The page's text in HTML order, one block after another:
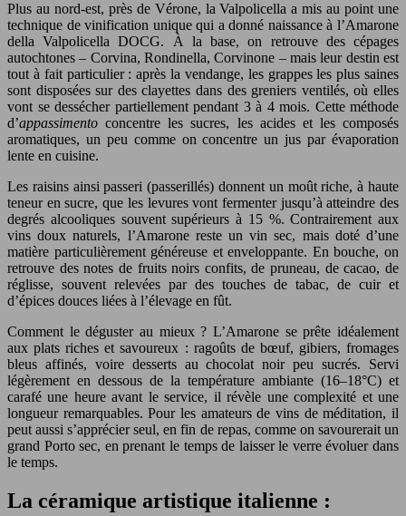
Plus au nord-est, près de Vérone, la Valpolicella a mis au point une
technique de vinification unique qui a donné naissance à l’Amarone
della Valpolicella DOCG. À la base, on retrouve des cépages
autochtones – Corvina, Rondinella, Corvinone – mais leur destin est
tout à fait particulier : après la vendange, les grappes les plus saines
sont disposées sur des clayettes dans des greniers ventilés, où elles
vont se dessécher partiellement pendant 3 à 4 mois. Cette méthode
d’appassimento concentre les sucres, les acides et les composés
aromatiques, un peu comme on concentre un jus par évaporation
lente en cuisine.
Les raisins ainsi passeri (passerillés) donnent un moût riche, à haute
teneur en sucre, que les levures vont fermenter jusqu’à atteindre des
degrés alcooliques souvent supérieurs à 15 %. Contrairement aux
vins doux naturels, l’Amarone reste un vin sec, mais doté d’une
matière particulièrement généreuse et enveloppante. En bouche, on
retrouve des notes de fruits noirs confits, de pruneau, de cacao, de
réglisse, souvent relevées par des touches de tabac, de cuir et
d’épices douces liées à l’élevage en fût.
Comment le déguster au mieux ? L’Amarone se prête idéalement
aux plats riches et savoureux : ragoûts de bœuf, gibiers, fromages
bleus affinés, voire desserts au chocolat noir peu sucrés. Servi
légèrement en dessous de la température ambiante (16–18°C) et
carafé une heure avant le service, il révèle une complexité et une
longueur remarquables. Pour les amateurs de vins de méditation, il
peut aussi s’apprécier seul, en fin de repas, comme on savourerait un
grand Porto sec, en prenant le temps de laisser le verre évoluer dans
le temps.
La céramique artistique italienne :